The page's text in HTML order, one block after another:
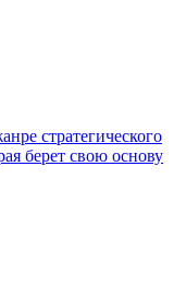
стратегического
берет свою основу